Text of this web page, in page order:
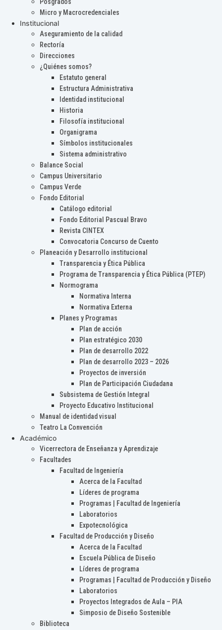
Posgrados
Micro y Macrocredenciales
Institucional
Aseguramiento de la calidad
Rectoría
Direcciones
¿Quiénes somos?
Estatuto general
Estructura Administrativa
Identidad institucional
Historia
Filosofía institucional
Organigrama
Símbolos institucionales
Sistema administrativo
Balance Social
Campus Universitario
Campus Verde
Fondo Editorial
Catálogo editorial
Fondo Editorial Pascual Bravo
Revista CINTEX
Convocatoria Concurso de Cuento
Planeación y Desarrollo institucional
Transparencia y Ética Pública
Programa de Transparencia y Ética Pública (PTEP)
Normograma
Normativa Interna
Normativa Externa
Planes y Programas
Plan de acción
Plan estratégico 2030
Plan de desarrollo 2022
Plan de desarrollo 2023 – 2026
Proyectos de inversión
Plan de Participación Ciudadana
Subsistema de Gestión Integral
Proyecto Educativo Institucional
Manual de identidad visual
Teatro La Convención
Académico
Vicerrectora de Enseñanza y Aprendizaje
Facultades
Facultad de Ingeniería
Acerca de la Facultad
Líderes de programa
Programas | Facultad de Ingeniería
Laboratorios
Expotecnológica
Facultad de Producción y Diseño
Acerca de la Facultad
Escuela Pública de Diseño
Líderes de programa
Programas | Facultad de Producción y Diseño
Laboratorios
Proyectos Integrados de Aula – PIA
Simposio de Diseño Sostenible
Biblioteca